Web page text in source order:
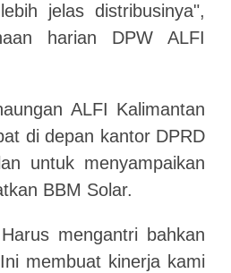
jelas distribusinya",
harian DPW ALFI
ALFI Kalimantan
di depan kantor DPRD
untuk menyampaikan
BBM Solar.
mengantri bahkan
membuat kinerja kami